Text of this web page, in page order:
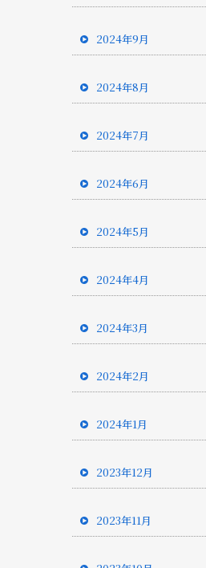
2024年9月
2024年8月
2024年7月
2024年6月
2024年5月
2024年4月
2024年3月
2024年2月
2024年1月
2023年12月
2023年11月